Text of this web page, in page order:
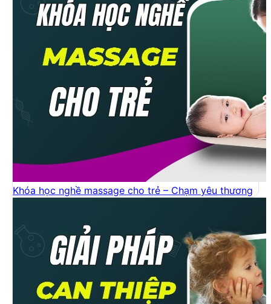
Khóa học nghề massage cho trẻ – Chạm yêu thương